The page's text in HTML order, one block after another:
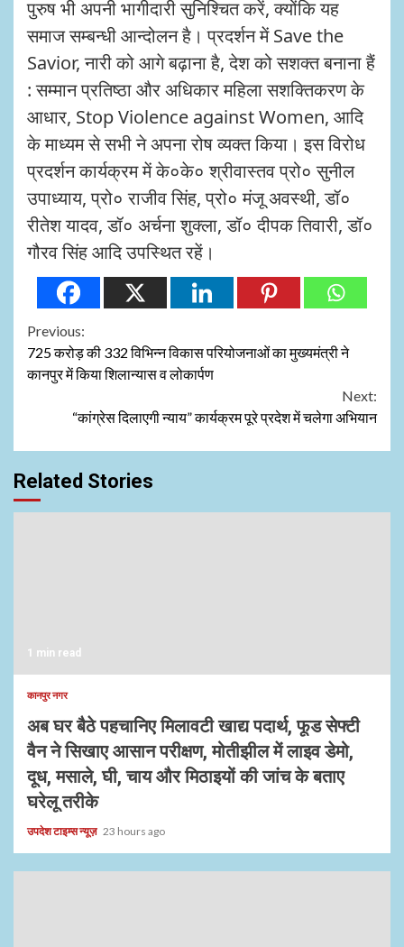
पुरुष भी अपनी भागीदारी सुनिश्चित करें, क्योंकि यह
समाज सम्बन्धी आन्दोलन है। प्रदर्शन में Save the
Savior, नारी को आगे बढ़ाना है, देश को सशक्त बनाना हैं
: सम्मान प्रतिष्ठा और अधिकार महिला सशक्तिकरण के
आधार, Stop Violence against Women, आदि
के माध्यम से सभी ने अपना रोष व्यक्त किया। इस विरोध
प्रदर्शन कार्यक्रम में के०के० श्रीवास्तव प्रो० सुनील
उपाध्याय, प्रो० राजीव सिंह, प्रो० मंजू अवस्थी, डॉ०
रीतेश यादव, डॉ० अर्चना शुक्ला, डॉ० दीपक तिवारी, डॉ०
गौरव सिंह आदि उपस्थित रहें।
Continue
Reading
Previous:
725 करोड़ की 332 विभिन्न विकास परियोजनाओं का मुख्यमंत्री ने
कानपुर में किया शिलान्यास व लोकार्पण
Next:
“कांग्रेस दिलाएगी न्याय” कार्यक्रम पूरे प्रदेश में चलेगा अभियान
Related Stories
1 min read
कानपुर नगर
अब घर बैठे पहचानिए मिलावटी खाद्य पदार्थ, फूड सेफ्टी
वैन ने सिखाए आसान परीक्षण, मोतीझील में लाइव डेमो,
दूध, मसाले, घी, चाय और मिठाइयों की जांच के बताए
घरेलू तरीके
उपदेश टाइम्स न्यूज़ 23 hours ago